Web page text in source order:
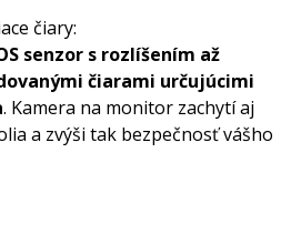
čiary:
senzor s rozlíšením až
čiarami určujúcimi
. Kamera na monitor zachytí aj
a zvýši tak bezpečnosť vášho